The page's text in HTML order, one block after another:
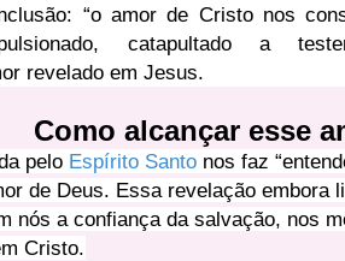
“o amor de Cristo nos
catapultado a
revelado em Jesus.
Como alcançar esse
pelo Espírito Santo nos faz
de Deus. Essa revelação embora
nós a confiança da salvação, nos
Cristo.